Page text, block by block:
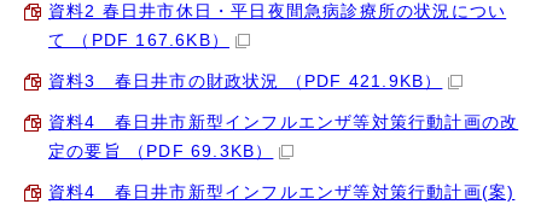
資料2 春日井市休日・平日夜間急病診療所の状況につい
て （PDF 167.6KB）
資料3 春日井市の財政状況 （PDF 421.9KB）
資料4 春日井市新型インフルエンザ等対策行動計画の改
定の要旨 （PDF 69.3KB）
資料4 春日井市新型インフルエンザ等対策行動計画(案)